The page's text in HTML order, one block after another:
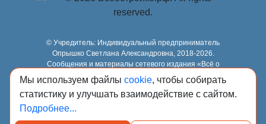
© Учредитель: Индивидуальный предприниматель
Опрышко Светлана Александровна, 2018-2026.
Сообщения и материалы сетевого издания «Всё о
стройке» (зарегистрировано Федеральной службой по
надзору в сфере связи, информационных технологий и
массовых коммуникаций (Роскомнадзор) 13.03.2023 за
регистрационным номером Эл № ФС77-84949)
Мы используем файлы cookie, чтобы собирать
статистику и улучшать взаимодействие с сайтом.
Подробнее...